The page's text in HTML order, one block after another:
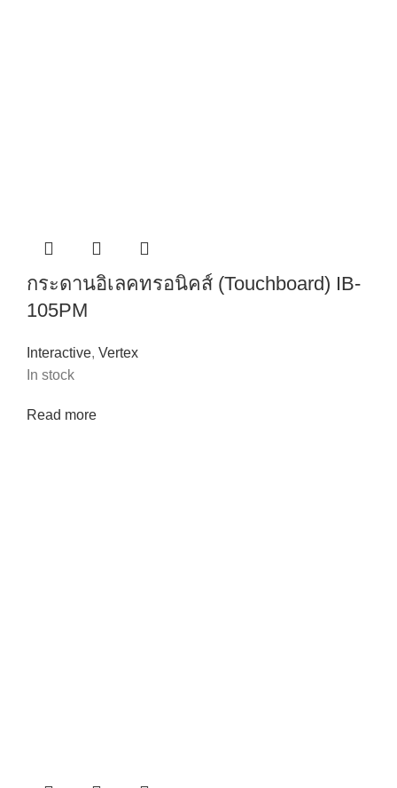
กระดานอิเลคทรอนิคส์ (Touchboard) IB-
105PM
Interactive, Vertex
In stock
Read more